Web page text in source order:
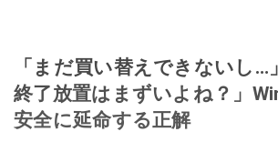
「まだ買い替えできないし…
終了放置はまずいよね？」
安全に延命する正解